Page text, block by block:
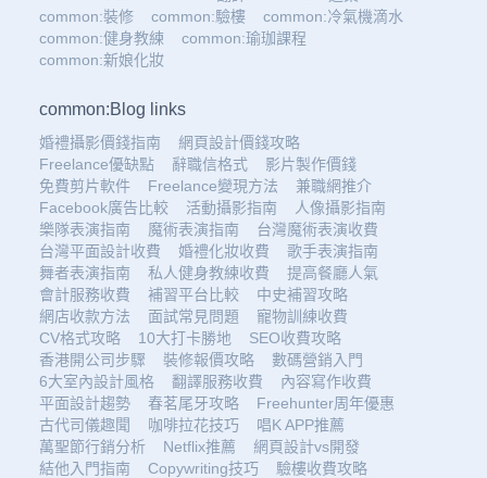
common:裝修
common:驗樓
common:冷氣機滴水
common:健身教練
common:瑜珈課程
common:新娘化妝
common:Blog links
婚禮攝影價錢指南
網頁設計價錢攻略
Freelance優缺點
辭職信格式
影片製作價錢
免費剪片軟件
Freelance變現方法
兼職網推介
Facebook廣告比較
活動攝影指南
人像攝影指南
樂隊表演指南
魔術表演指南
台灣魔術表演收費
台灣平面設計收費
婚禮化妝收費
歌手表演指南
舞者表演指南
私人健身教練收費
提高餐廳人氣
會計服務收費
補習平台比較
中史補習攻略
網店收款方法
面試常見問題
寵物訓練收費
CV格式攻略
10大打卡勝地
SEO收費攻略
香港開公司步驟
裝修報價攻略
數碼營銷入門
6大室內設計風格
翻譯服務收費
內容寫作收費
平面設計趨勢
春茗尾牙攻略
Freehunter周年優惠
古代司儀趣聞
咖啡拉花技巧
唱K APP推薦
萬聖節行銷分析
Netflix推薦
網頁設計vs開發
結他入門指南
Copywriting技巧
驗樓收費攻略